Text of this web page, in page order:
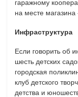
гаражному
на месте
Инфраструктура
Если говорить об
шесть детских
городская
клуб детского
детства и